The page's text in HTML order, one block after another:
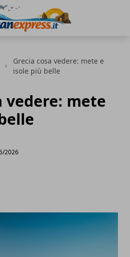
Grecia cosa vedere: mete e
isole più belle
vedere: mete
2026